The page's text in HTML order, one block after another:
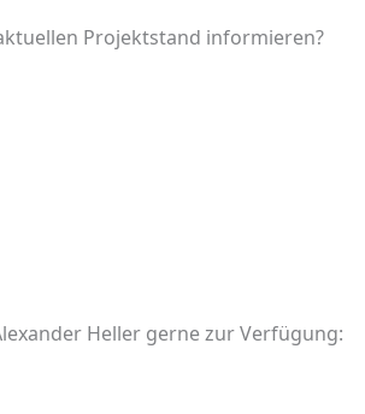
Projektstand informieren?
Heller gerne zur Verfügung: